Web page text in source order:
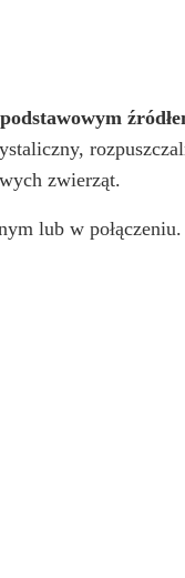
zwierząt.
lub w